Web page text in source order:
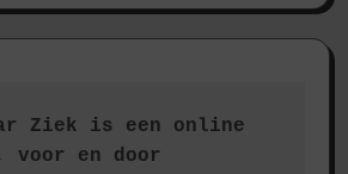
Ziek is een online
voor en door